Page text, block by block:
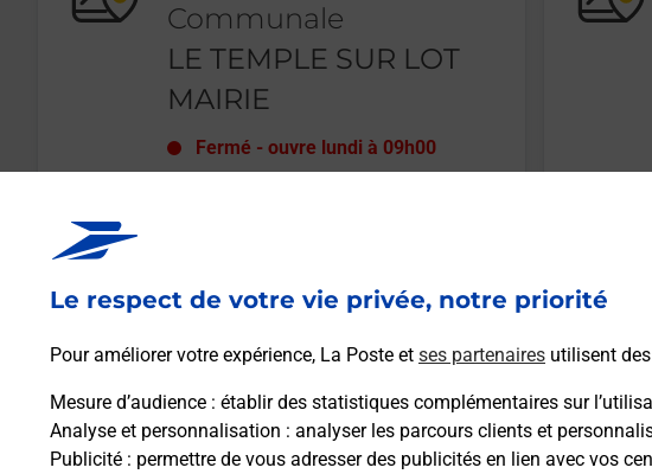
Le respect de votre vie privée, notre priorité
Pour améliorer votre expérience, La Poste et ses partenaires utilisent
Mesure d’audience : établir des statistiques complémentaires sur
Analyse et personnalisation : analyser les parcours clients et
Publicité : permettre de vous adresser des publicités en lien avec vos
Communale
LE TEMPLE SUR LOT
MAIRIE
Fermé -ouvre lundi à 09h00
En savoir plus